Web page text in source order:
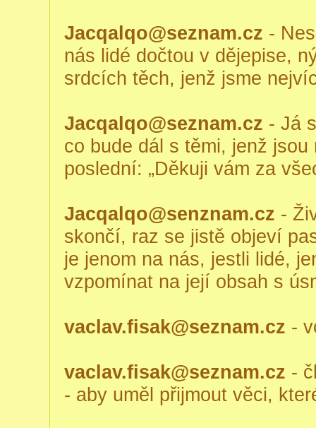
Jacqalqo@seznam.cz -
nás lidé dočtou v dějepise,
srdcích těch, jenž jsme
Jacqalqo@seznam.cz - Já
co bude dál s těmi, jenž
poslední: „Děkuji vám za
Jacqalqo@senznam.cz -
skončí, raz se jistě objeví
je jenom na nás, jestli lidé,
vzpomínat na její obsah s
vaclav.fisak@seznam.cz -
vaclav.fisak@seznam.cz -
- aby uměl přijmout věci,